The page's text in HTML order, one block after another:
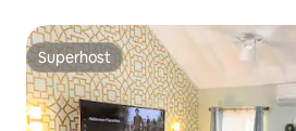
Superhost
Superhost